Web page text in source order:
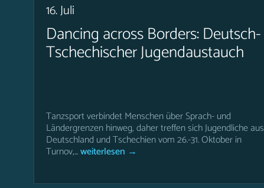
16. Juli
Dancing across Borders: Deutsch-
Tschechischer Jugendaustauch
Tanzsport verbindet Menschen über Sprach- und
Ländergrenzen hinweg, daher treffen sich Jugendliche aus
Deutschland und Tschechien vom 26.-31. Oktober in
Turnov,...weiterlesen →